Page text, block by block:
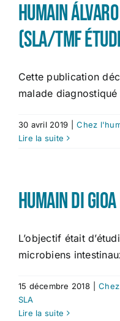
L’association
Le microbiote
Études
Humain
(SLA/TMF
Cette publication
malade
30 avril 2019 Chez
Lire la suite
Humain Di
L’objectif était
microbiens
15 décembre 2018
SLA
Lire la suite